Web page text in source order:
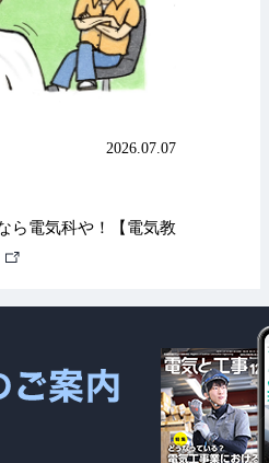
ら電気科や！【電気教
外
ク
2026.07.07